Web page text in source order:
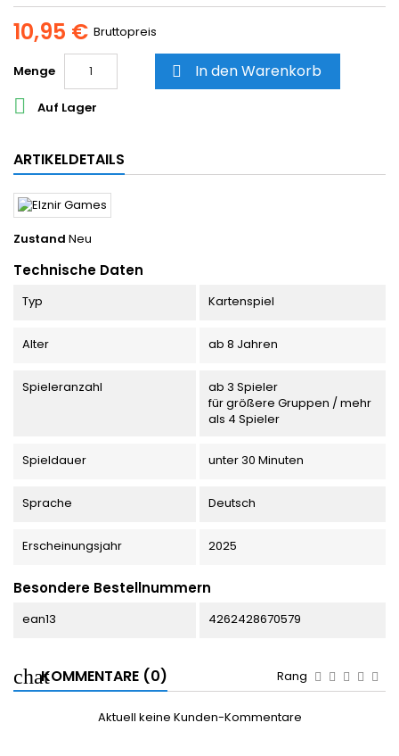
10,95 € Bruttopreis
Menge  In den Warenkorb
 Auf Lager
ARTIKELDETAILS
Zustand Neu
Technische Daten
Typ Kartenspiel
Alter ab 8 Jahren
Spieleranzahl
ab 3 Spieler
für größere Gruppen / mehr
als 4 Spieler
Spieldauer unter 30 Minuten
Sprache Deutsch
Erscheinungsjahr 2025
Besondere Bestellnummern
ean13 4262428670579
KOMMENTARE (0) Rang
Aktuell keine Kunden-Kommentare